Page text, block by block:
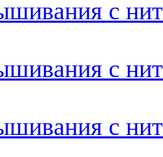
с
с
с